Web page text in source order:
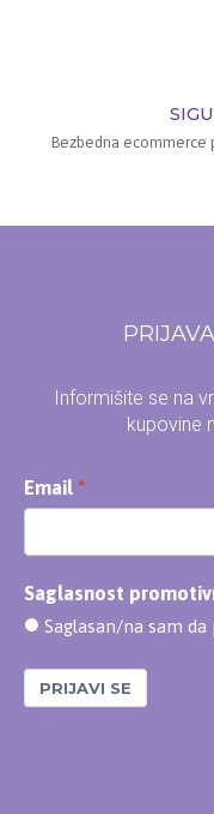
Bezbedna ecommerce
Informišite se na
kupovine
Email
Saglasnost
Saglasan/na sam
PRIJAVI SE